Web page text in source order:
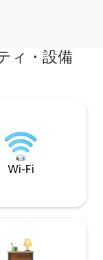
ィ・設備
Wi-Fi